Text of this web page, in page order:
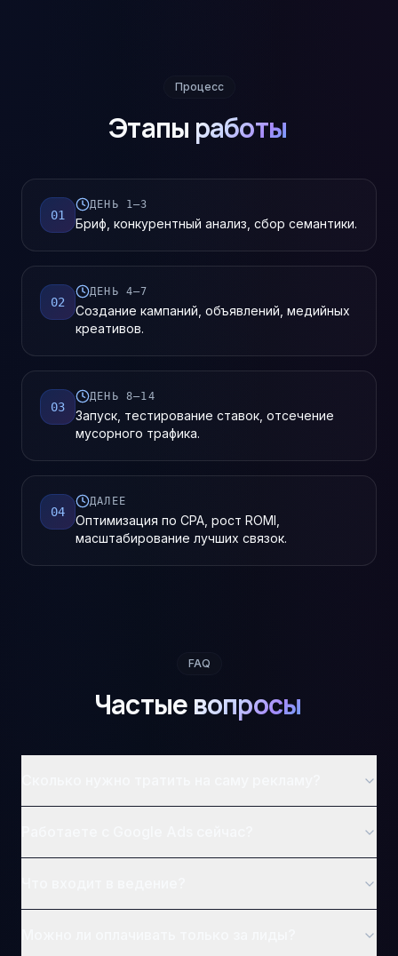
Процесс
Этапы работы
01
ДЕНЬ 1–3
Бриф, конкурентный анализ, сбор семантики.
02
ДЕНЬ 4–7
Создание кампаний, объявлений, медийных
креативов.
03
ДЕНЬ 8–14
Запуск, тестирование ставок, отсечение
мусорного трафика.
04
ДАЛЕЕ
Оптимизация по CPA, рост ROMI,
масштабирование лучших связок.
FAQ
Частыевопросы